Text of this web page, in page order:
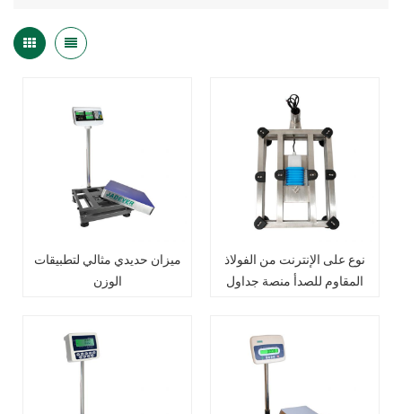
ميزان حديدي مثالي لتطبيقات
الوزن
نوع على الإنترنت من الفولاذ
المقاوم للصدأ منصة جداول